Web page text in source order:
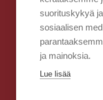
suorituskykyä
sosiaalisen
ja mainoksia.
Lue lisää